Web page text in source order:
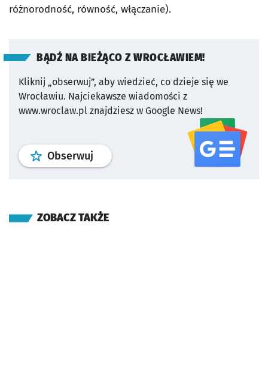
różnorodność, równość, włączanie).
BĄDŹ NA BIEŻĄCO Z WROCŁAWIEM!
Kliknij „obserwuj”, aby wiedzieć, co dzieje się we
Wrocławiu. Najciekawsze wiadomości z
www.wroclaw.pl znajdziesz w Google News!
Obserwuj profil serwisu
ZOBACZ TAKŻE